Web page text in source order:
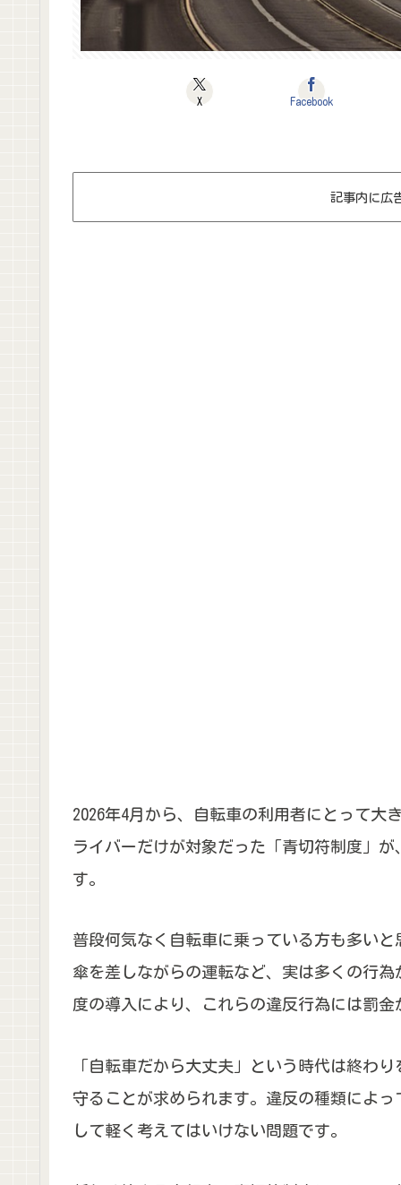
X Facebook
記事内に広
2026年4月から、自転車の利用者にとって大
ライバーだけが対象だった「青切符制度」
す。
普段何気なく自転車に乗っている方も多い
傘を差しながらの運転など、実は多くの行
度の導入により、これらの違反行為には罰
「自転車だから大丈夫」という時代は終わ
守ることが求められます。違反の種類によ
して軽く考えてはいけない問題です。